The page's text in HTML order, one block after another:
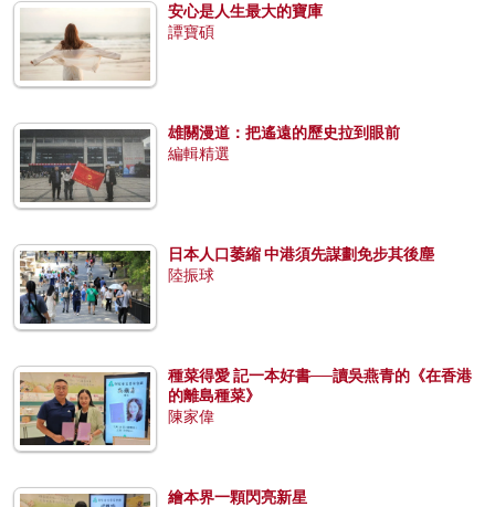
安心是人生最大的寶庫
譚寶碩
雄關漫道：把遙遠的歷史拉到眼前
編輯精選
日本人口萎縮 中港須先謀劃免步其後塵
陸振球
種菜得愛 記一本好書──讀吳燕青的《在香港
的離島種菜》
陳家偉
繪本界一顆閃亮新星